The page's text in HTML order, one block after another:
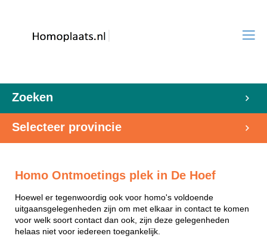
Zoeken
Selecteer provincie
Homo Ontmoetings plek in De Hoef
Hoewel er tegenwoordig ook voor homo's voldoende
uitgaansgelegenheden zijn om met elkaar in contact te komen
voor welk soort contact dan ook, zijn deze gelegenheden
helaas niet voor iedereen toegankelijk.